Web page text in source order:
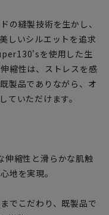
の縫製技術を生かし、
しいシルエットを追求
を使用した生
縮性は、ストレスを感
製品でありながら、オ
ていただけます。
縮性と滑らかな肌触
地を実現。
でこだわり、既製品で